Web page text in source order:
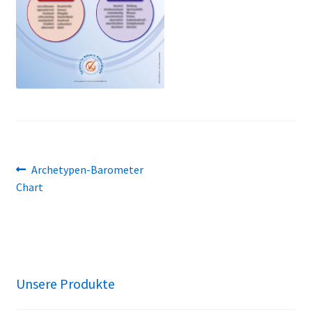
Beitragsnavigation
Vorheriger
Beitrag:
Archetypen-Barometer
Chart
Unsere Produkte